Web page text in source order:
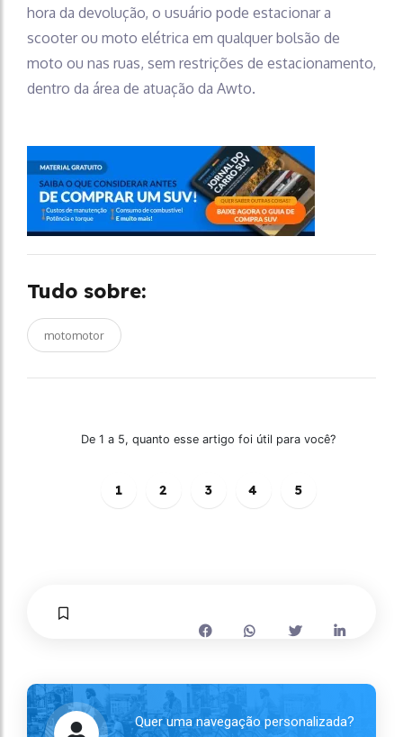
hora da devolução, o usuário pode estacionar a
scooter ou moto elétrica em qualquer bolsão de
moto ou nas ruas, sem restrições de estacionamento,
dentro da área de atuação da Awto.
Tudo sobre:
motomotor
De 1 a 5, quanto esse artigo foi útil para você?
1 2 3 4 5
Quer uma navegação personalizada?